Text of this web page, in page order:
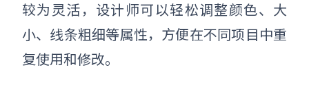
较为灵活，设计师可以轻松调整颜色、大
小、线条粗细等属性，方便在不同项目中重
复使用和修改。